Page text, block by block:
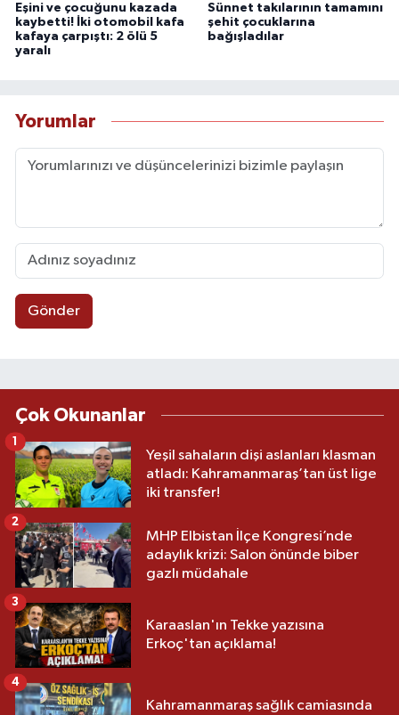
Eşini ve çocuğunu kazada
kaybetti! İki otomobil kafa
kafaya çarpıştı: 2 ölü 5
yaralı
Sünnet takılarının tamamını
şehit çocuklarına
bağışladılar
Yorumlar
Gönder
Çok Okunanlar
Yeşil sahaların dişi aslanları klasman
atladı: Kahramanmaraş’tan üst lige
iki transfer!
1
MHP Elbistan İlçe Kongresi’nde
adaylık krizi: Salon önünde biber
gazlı müdahale
2
Karaaslan'ın Tekke yazısına
Erkoç'tan açıklama!
3
Kahramanmaraş sağlık camiasında
4